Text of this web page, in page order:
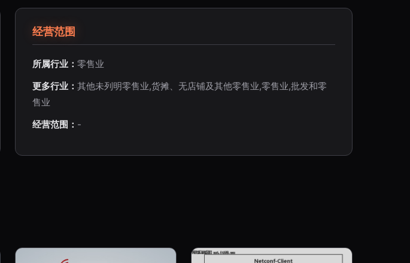
经营范围
所属行业： 零售业
更多行业： 其他未列明零售业,货摊、无店铺及其他零售业,零售业,批发和零
售业
经营范围： -